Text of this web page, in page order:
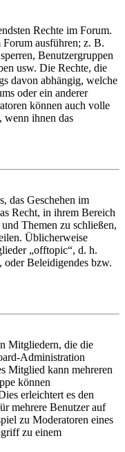
Rechte im Forum.
ausführen; z. B.
Benutzergruppen
usw. Die Rechte, die
davon abhängig, welche
oder ein anderer
können auch volle
wenn ihnen das
das Geschehen im
Recht, in ihrem Bereich
Themen zu schließen,
Üblicherweise
„offtopic“, d. h.
oder Beleidigendes bzw.
Mitgliedern, die die
Administration
Mitglied kann mehreren
können
erleichtert es den
mehrere Benutzer auf
zu Moderatoren eines
zu einem